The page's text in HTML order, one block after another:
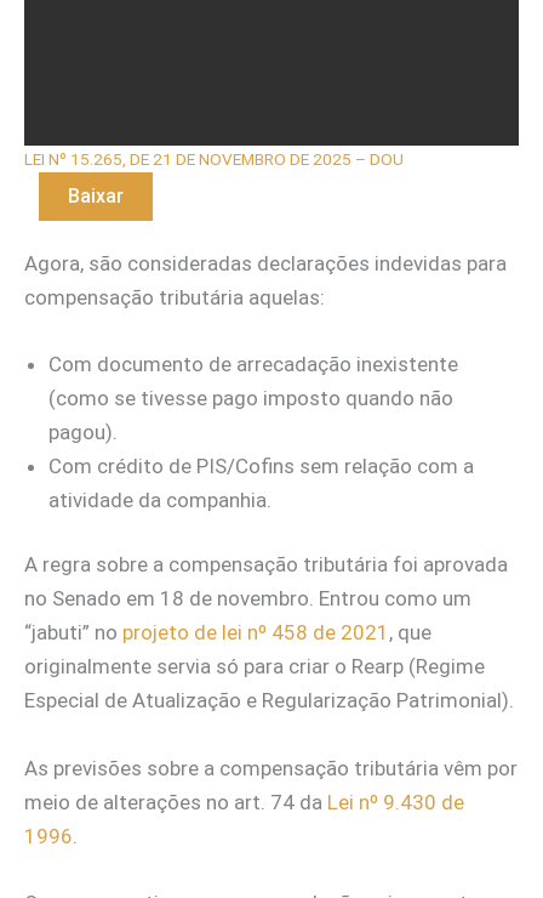
LEI Nº 15.265, DE 21 DE NOVEMBRO DE 2025 – DOU
Baixar
Agora, são consideradas declarações indevidas para
compensação tributária aquelas:
Com documento de arrecadação inexistente
(como se tivesse pago imposto quando não
pagou).
Com crédito de PIS/Cofins sem relação com a
atividade da companhia.
A regra sobre a compensação tributária foi aprovada
no Senado em 18 de novembro. Entrou como um
“jabuti” no projeto de lei nº 458 de 2021 , que
originalmente servia só para criar o Rearp (Regime
Especial de Atualização e Regularização Patrimonial).
As previsões sobre a compensação tributária vêm por
meio de alterações no art. 74 da Lei nº 9.430 de
1996